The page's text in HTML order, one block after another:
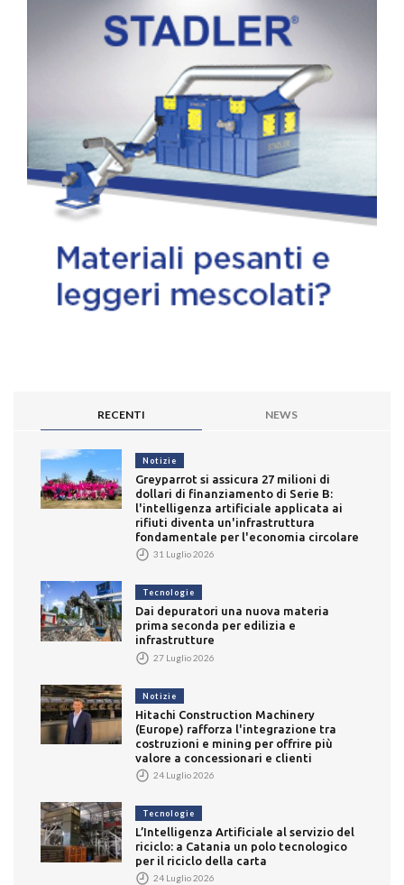
RECENTI NEWS
Notizie
Greyparrot si assicura 27 milioni di
dollari di finanziamento di Serie B:
l'intelligenza artificiale applicata ai
rifiuti diventa un'infrastruttura
fondamentale per l'economia circolare
31 Luglio 2026
Tecnologie
Dai depuratori una nuova materia
prima seconda per edilizia e
infrastrutture
27 Luglio 2026
Notizie
Hitachi Construction Machinery
(Europe) rafforza l'integrazione tra
costruzioni e mining per offrire più
valore a concessionari e clienti
24 Luglio 2026
Tecnologie
L’Intelligenza Artificiale al servizio del
riciclo: a Catania un polo tecnologico
per il riciclo della carta
24 Luglio 2026